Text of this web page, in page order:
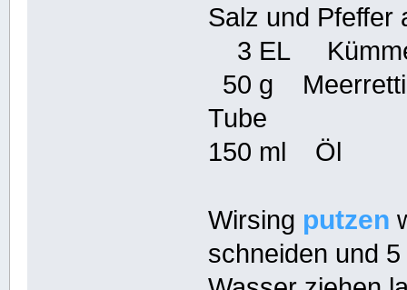
Salz und Pfeffer
3 EL
50 g
Tube
150 ml Öl
Wirsing putzen
schneiden und